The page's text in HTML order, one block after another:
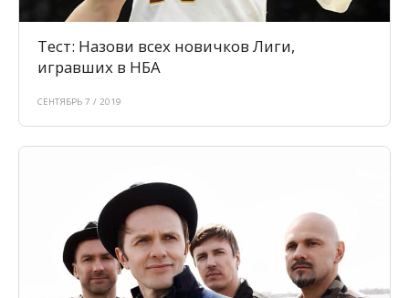
Тест: Назови всех новичков Лиги,
игравших в НБА
СЕНТЯБРЬ 7 / 2019